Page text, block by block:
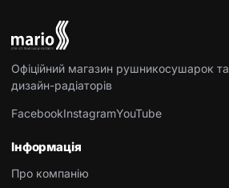
Офіційний магазин рушникосушарок та
дизайн-радіаторів
FacebookInstagramYouTube
Інформація
Про компанію